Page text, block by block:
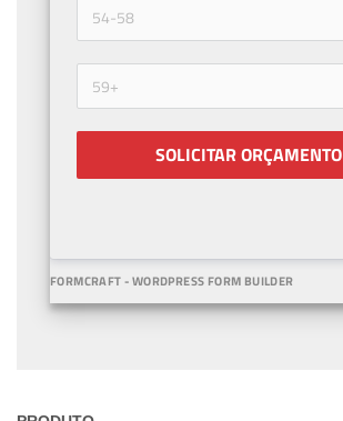
SOLICITAR ORÇAMENTO
FORMCRAFT - WORDPRESS FORM BUILDER